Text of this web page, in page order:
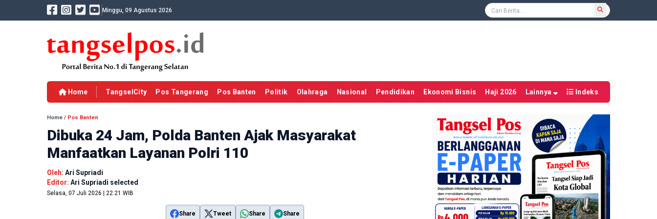
Minggu, 09 Agustus 2026
Home TangselCity Pos Tangerang Pos Banten Politik Olahraga Nasional Pendidikan Ekonomi Bisnis Haji 2026 Lainnya Indeks
Home / Pos Banten
Dibuka 24 Jam, Polda Banten Ajak Masyarakat
Manfaatkan Layanan Polri 110
Oleh: Ari Supriadi
Editor: Ari Supriadi selected
Selasa, 07 Juli 2026 | 22:21 WIB
Share Tweet Share Share